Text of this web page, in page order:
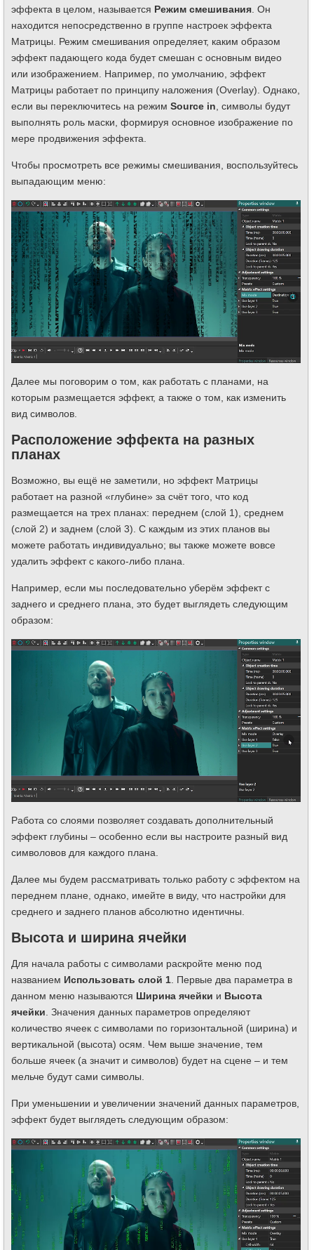
эффекта в целом, называется Режим смешивания . Он
находится непосредственно в группе настроек эффекта
Матрицы. Режим смешивания определяет, каким образом
эффект падающего кода будет смешан с основным видео
или изображением. Например, по умолчанию, эффект
Матрицы работает по принципу наложения (Overlay). Однако,
если вы переключитесь на режим Source in , символы будут
выполнять роль маски, формируя основное изображение по
мере продвижения эффекта.
Чтобы просмотреть все режимы смешивания, воспользуйтесь
выпадающим меню:
Далее мы поговорим о том, как работать с планами, на
которым размещается эффект, а также о том, как изменить
вид символов.
Расположение эффекта на разных
планах
Возможно, вы ещё не заметили, но эффект Матрицы
работает на разной «глубине» за счёт того, что код
размещается на трех планах: переднем (слой 1), среднем
(слой 2) и заднем (слой 3). С каждым из этих планов вы
можете работать индивидуально; вы также можете вовсе
удалить эффект с какого-либо плана.
Например, если мы последовательно уберём эффект с
заднего и среднего плана, это будет выглядеть следующим
образом:
Работа со слоями позволяет создавать дополнительный
эффект глубины – особенно если вы настроите разный вид
символовов для каждого плана.
Далее мы будем рассматривать только работу с эффектом на
переднем плане, однако, имейте в виду, что настройки для
среднего и заднего планов абсолютно идентичны.
Высота и ширина ячейки
Для начала работы с символами раскройте меню под
названием Использовать слой 1 . Первые два параметра в
данном меню называются Ширина ячейки и Высота
ячейки . Значения данных параметров определяют
количество ячеек с символами по горизонтальной (ширина) и
вертикальной (высота) осям. Чем выше значение, тем
больше ячеек (а значит и символов) будет на сцене – и тем
мельче будут сами символы.
При уменьшении и увеличении значений данных параметров,
эффект будет выглядеть следующим образом: